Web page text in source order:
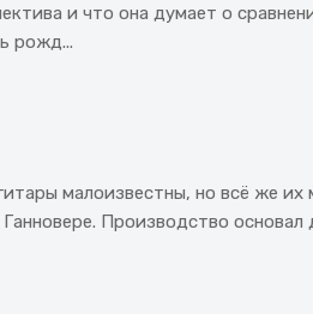
и что она думает о
рожд...
малоизвестны, но всё же
Производство